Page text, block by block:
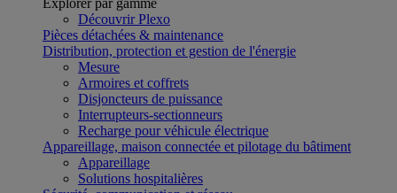
Explorer par gamme
Découvrir Plexo
Pièces détachées & maintenance
Distribution, protection et gestion de l'énergie
Mesure
Armoires et coffrets
Disjoncteurs de puissance
Interrupteurs-sectionneurs
Recharge pour véhicule électrique
Appareillage, maison connectée et pilotage du bâtiment
Appareillage
Solutions hospitalières